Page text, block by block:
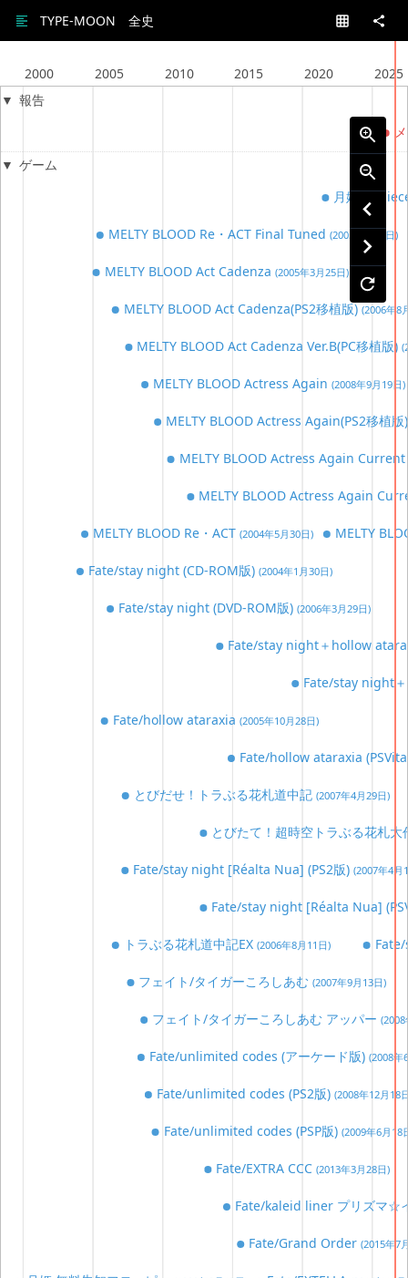
TYPE-MOON 全史
月姫 -A
MELTY BLOOD Re・ACT(2004年5月30日)
MELTY BLOOD Re・ACT Final Tuned (2005年7月3日)
MELTY BLOOD Act Cadenza (2005年3月25日)
MELTY BLOOD Act Cadenza(PS2移植版)(2006年8
MELTY BLOOD Act Cadenza Ver.B(PC移植版)
MELTY BLOOD Actress Again(2008年9月19日)
MELTY BLOOD Actress Again(PS2移植
MELTY BLOOD Actress Again
MELTY BLOOD Actress Again
MELTY
Fate/stay night (CD-ROM版) (2004年1月30日)
Fate/stay night (DVD-ROM版)(2006年3月29日)
Fate/stay night＋hollow
Fate/stay night
Fate/hollow ataraxia (2005年10月28日)
Fate/hollow ataraxia
トラぶる花札道中記EX (2006年8月11日)
とびだせ！トラぶる花札道中記 (2007年4月29日)
とびたて！超時空トラぶる花札
Fate/stay night [Réalta Nua] (PS2版)(2007年4月
Fate/stay night [Réalta Nua]
フェイト/タイガーころしあむ(2007年9月13日)
フェイト/タイガーころしあむ アッパー
Fate/unlimited codes (アーケード版) (2008年
Fate/unlimited codes (PS2版) (2008年12月18
Fate/unlimited codes (PSP版) (2009年6月18
Fate/EXTRA CCC(2013年3月28日)
Fate/kaleid liner プリズマ☆
Fate/Grand Order(2015年7
報告
ゲーム
2000 2005 2010 2015 2020 2025